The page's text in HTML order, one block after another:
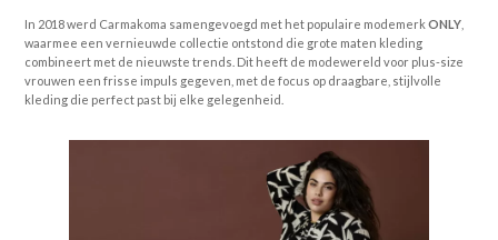
In 2018 werd Carmakoma samengevoegd met het populaire modemerkONLY
waarmee een vernieuwde collectie ontstond die grote maten kleding
combineert met de nieuwste trends. Dit heeft de modewereld voor plus-size
vrouwen een frisse impuls gegeven, met de focus op draagbare, stijlvolle
kleding die perfect past bij elke gelegenheid.